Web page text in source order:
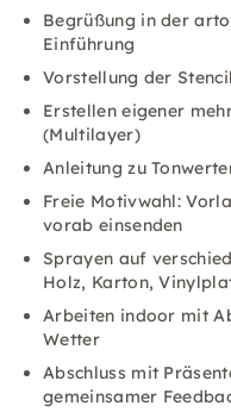
Begrüßung in der
Einführung
Vorstellung der
Erstellen eigener
(Multilayer)
Anleitung zu
Freie Motivwahl:
vorab einsenden
Sprayen auf
Holz, Karton,
Arbeiten indoor mit
Wetter
Abschluss mit
gemeinsamer